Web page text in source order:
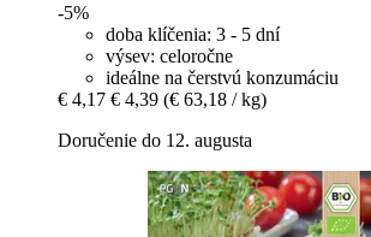
-5%
doba klíčenia: 3 - 5 dní
výsev: celoročne
ideálne na čerstvú konzumáciu
€ 4,17 € 4,39 (€ 63,18 / kg)
Doručenie do 12. augusta